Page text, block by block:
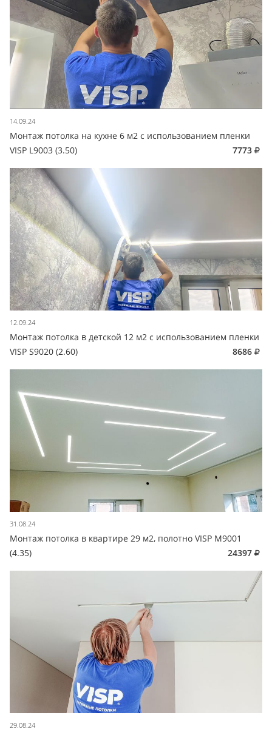
14.09.24
Монтаж потолка на кухне 6 м2 с использованием пленки
VISP L9003 (3.50)
7773
12.09.24
Монтаж потолка в детской 12 м2 с использованием пленки
VISP S9020 (2.60)
8686
31.08.24
Монтаж потолка в квартире 29 м2, полотно VISP M9001
(4.35)
24397
29.08.24